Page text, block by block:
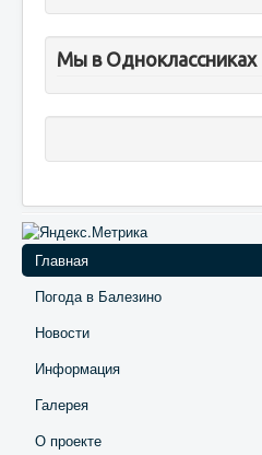
Мы в Одноклассниках
Главная
Погода в Балезино
Новости
Информация
Галерея
О проекте